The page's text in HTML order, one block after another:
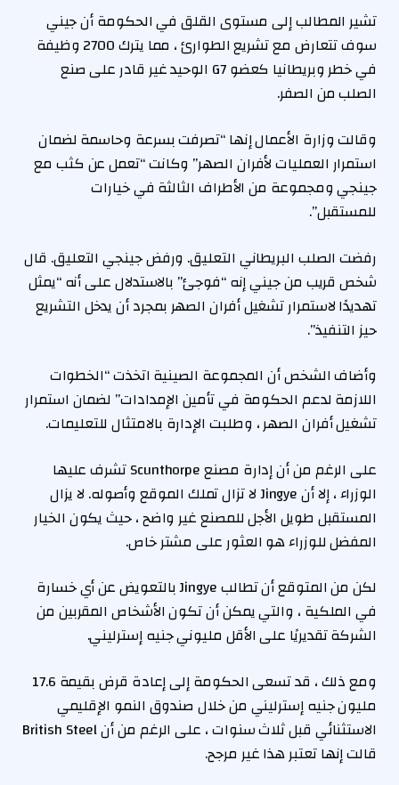
تشير المطالب إلى مستوى القلق في الحكومة أن جيني
سوف تتعارض مع تشريع الطوارئ ، مما يترك 2700 وظيفة
في خطر وبريطانيا كعضو G7 الوحيد غير قادر على صنع
الصلب من الصفر.
وقالت وزارة الأعمال إنها “تصرفت بسرعة وحاسمة لضمان
استمرار العمليات لأفران الصهر” وكانت “تعمل عن كثب مع
جينجي ومجموعة من الأطراف الثالثة في خيارات
للمستقبل”.
رفضت الصلب البريطاني التعليق. ورفض جينجي التعليق. قال
شخص قريب من جيني إنه “فوجئ” بالاستدلال على أنه “يمثل
تهديدًا لاستمرار تشغيل أفران الصهر بمجرد أن يدخل التشريع
حيز التنفيذ”.
وأضاف الشخص أن المجموعة الصينية اتخذت “الخطوات
اللازمة لدعم الحكومة في تأمين الإمدادات” لضمان استمرار
تشغيل أفران الصهر ، وطلبت الإدارة بالامتثال للتعليمات.
على الرغم من أن إدارة مصنع Scunthorpe تشرف عليها
الوزراء ، إلا أن Jingye لا تزال تملك الموقع وأصوله. لا يزال
المستقبل طويل الأجل للمصنع غير واضح ، حيث يكون الخيار
المفضل للوزراء هو العثور على مشتر خاص.
لكن من المتوقع أن تطالب Jingye بالتعويض عن أي خسارة
في الملكية ، والتي يمكن أن تكون الأشخاص المقربين من
الشركة تقديريًا على الأقل مليوني جنيه إسترليني.
ومع ذلك ، قد تسعى الحكومة إلى إعادة قرض بقيمة 17.6
مليون جنيه إسترليني من خلال صندوق النمو الإقليمي
الاستثنائي قبل ثلاث سنوات ، على الرغم من أن British Steel
قالت إنها تعتبر هذا غير مرجح.